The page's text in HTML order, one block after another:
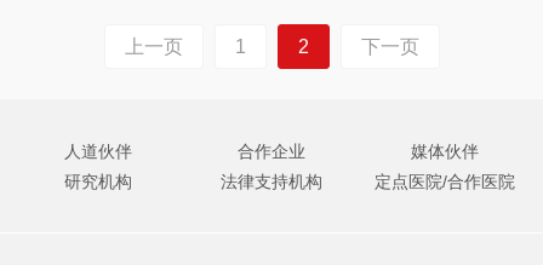
上一页 1 2 下一页
人道伙伴 合作企业
媒体伙伴
研究机构
法律支持机构 定点医院/合作医院